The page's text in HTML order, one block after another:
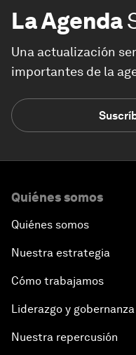
La Agenda
Una actualización
importantes de la
Quiénes somos
Quiénes somos
Nuestra estrategia
Cómo trabajamos
Liderazgo y gobernanza
Nuestra repercusión